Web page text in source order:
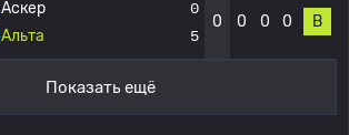
Аскер
Альта
0
5
0 0 0 0 В
Показать ещё